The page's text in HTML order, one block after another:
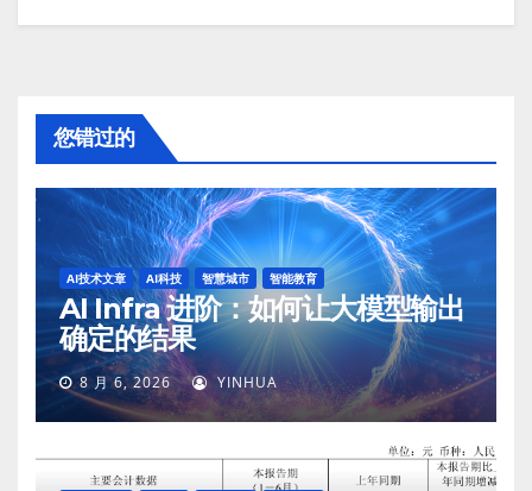
您错过的
AI技术文章 AI科技 智慧城市 智能教育
AI Infra 进阶：如何让大模型输出
确定的结果
8 月 6, 2026 YINHUA